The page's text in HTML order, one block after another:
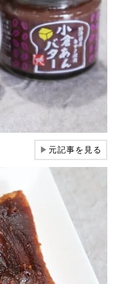
▶元記事を見る